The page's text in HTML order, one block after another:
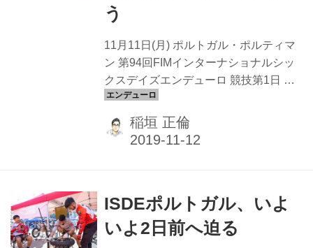
名中28位とまずまずの好成績でパルク
フェルメにマシンを収めた。280km、8
時間に及ぶ走行後、タイヤ交換を含め
た整備もそつ...
う
11月11日(月) ポルトガル・ポルティマ
ン 第94回FIMインターナショナルシッ
クスデイズエンデューロ 競技第1日 リ
アル・シックスデイズ 南米チリでの開
催となった2018年大会からドラマの舞
台は欧州に戻ってきた。かつてダカー
広がる大地。砂、岩、そしてダストが
エンデューロライダーたちを試す。初
日のルートはトータル280km、スペシ
稲垣 正倫
ISDEポルトガル、いよ
いよ2日前へ迫る